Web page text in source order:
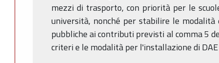
mezzi di trasporto, con priorità per le
università, nonché per stabilire le modalità
pubbliche ai contributi previsti al comma 5
criteri e le modalità per l'installazione di